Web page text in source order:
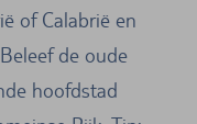
of Calabrië en
de oude
hoofdstad